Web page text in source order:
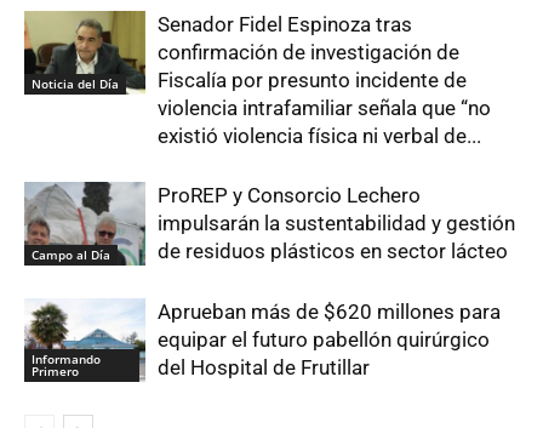
Noticia del Día
Senador Fidel Espinoza tras
confirmación de investigación de
Fiscalía por presunto incidente de
violencia intrafamiliar señala que “no
existió violencia física ni verbal de...
Campo al Día
ProREP y Consorcio Lechero
impulsarán la sustentabilidad y gestión
de residuos plásticos en sector lácteo
Informando
Primero
Aprueban más de $620 millones para
equipar el futuro pabellón quirúrgico
del Hospital de Frutillar